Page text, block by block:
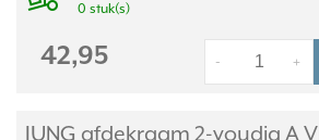
0 stuk(s)
42,95 +
-
JUNG afdekraam 2-voudig A